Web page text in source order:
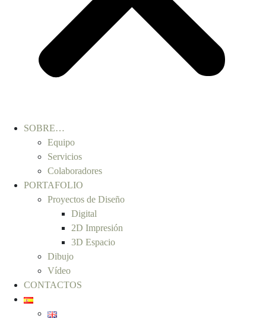
SOBRE…
Equipo
Servicios
Colaboradores
PORTAFOLIO
Proyectos de Diseño
Digital
2D Impresión
3D Espacio
Dibujo
Vídeo
CONTACTOS